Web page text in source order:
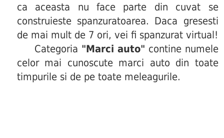
ca aceasta nu face parte din cuvat se
construieste spanzuratoarea. Daca gresesti
de mai mult de 7 ori, vei fi spanzurat virtual!
Categoria "Marci auto" contine numele
celor mai cunoscute marci auto din toate
timpurile si de pe toate meleagurile.